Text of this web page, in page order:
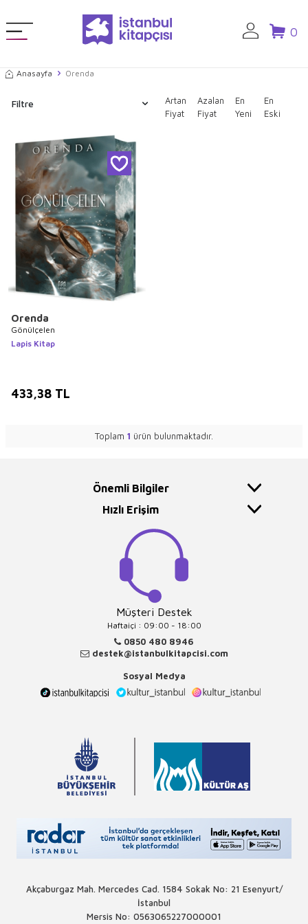
0
Anasayfa Orenda
Filtre
Artan
Fiyat
Azalan
Fiyat
En
Yeni
En
Eski
Orenda
Gönülçelen
Lapis Kitap
433,38 TL
Toplam 1 ürün bulunmaktadır.
Önemli Bilgiler
Hızlı Erişim
Müşteri Destek
Haftaiçi : 09:00 - 18:00
0850 480 8946
destek@istanbulkitapcisi.com
Sosyal Medya
Akçaburgaz Mah. Mercedes Cad. 1584 Sokak No: 21 Esenyurt/
İstanbul
Mersis No: 0563065227000001